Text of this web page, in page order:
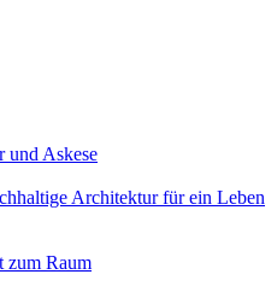
und Askese
Architektur für ein Leben
zum Raum